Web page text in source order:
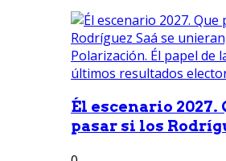
Él escenario 2027.
pasar si los